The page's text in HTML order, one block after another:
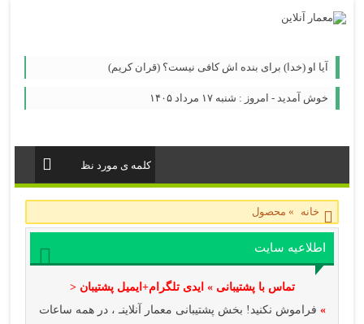
آیا او (خدا) برای بنده اش کافی نیست؟ (قران کریم)
خوش آمدید - امروز : شنبه ۱۷ مرداد ۱۴۰۵
خانه » محصول
اطلاعیه سایت
تماس با پشتیبانی » ایدی تلگرام+ایمیل پشتیبان <
» فراموش نکنید! بخش پشتیبانی معمار آنلاینـ ، در همه ساعات